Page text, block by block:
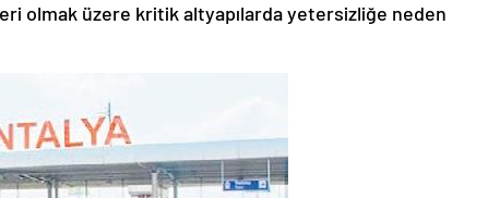
olmak üzere kritik altyapılarda yetersizliğe neden